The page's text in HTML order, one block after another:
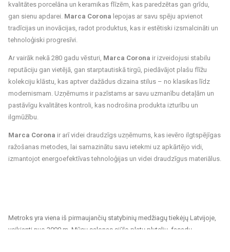
kvalitātes porcelāna un keramikas flīzēm, kas paredzētas gan grīdu,
gan sienu apdarei. Marca Corona lepojas ar savu spēju apvienot
tradīcijas un inovācijas, radot produktus, kas ir estētiski izsmalcināti un
tehnoloģiski progresīvi.
Ar vairāk nekā 280 gadu vēsturi, Marca Corona ir izveidojusi stabilu
reputāciju gan vietējā, gan starptautiskā tirgū, piedāvājot plašu flīžu
kolekciju klāstu, kas aptver dažādus dizaina stilus – no klasikas līdz
modernismam. Uzņēmums ir pazīstams ar savu uzmanību detaļām un
pastāvīgu kvalitātes kontroli, kas nodrošina produkta izturību un
ilgmūžību.
Marca Corona ir arī videi draudzīgs uzņēmums, kas ievēro ilgtspējīgas
ražošanas metodes, lai samazinātu savu ietekmi uz apkārtējo vidi,
izmantojot energoefektīvas tehnoloģijas un videi draudzīgus materiālus.
Metroks yra viena iš pirmaujančių statybinių medžiagų tiekėjų Latvijoje,
veikianti nuo 2000 m. Mūsų salonas siūlo platų plytelių, fasadų